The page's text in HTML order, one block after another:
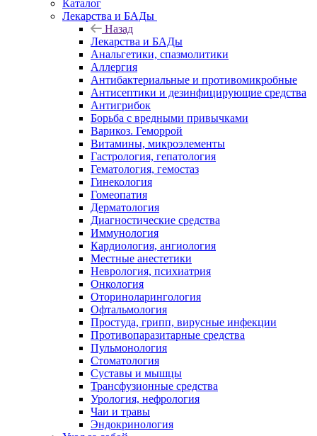
Каталог
Лекарства и БАДы
Назад
Лекарства и БАДы
Анальгетики, спазмолитики
Аллергия
Антибактериальные и противомикробные
Антисептики и дезинфицирующие средства
Антигрибок
Борьба с вредными привычками
Варикоз. Геморрой
Витамины, микроэлементы
Гастрология, гепатология
Гематология, гемостаз
Гинекология
Гомеопатия
Дерматология
Диагностические средства
Иммунология
Кардиология, ангиология
Местные анестетики
Неврология, психиатрия
Онкология
Оториноларингология
Офтальмология
Простуда, грипп, вирусные инфекции
Противопаразитарные средства
Пульмонология
Стоматология
Суставы и мышцы
Трансфузионные средства
Урология, нефрология
Чаи и травы
Эндокринология